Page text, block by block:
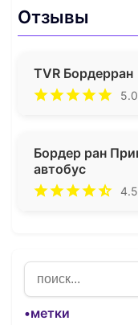
Отзывы
TVR Бордерран
Бордер ран
автобус
•метки